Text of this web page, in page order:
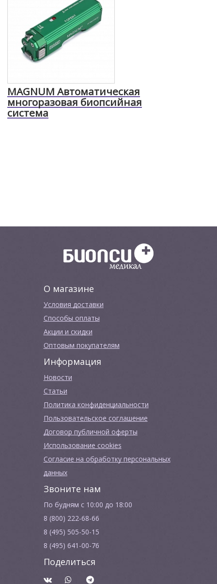
MAGNUM Автоматическая
многоразовая биопсийная
система
О магазине
Условия доставки
Способы оплаты
Акции и скидки
Оптовым покупателям
Информация
Новости
Cтатьи
Политика конфиденциальности
Пользовательское соглашение
Договор публичной оферты
Использование cookies
Согласие на обработку персональных
данных
Звоните нам
По будням с 10:00 до 18:00
8 (800) 222-68-66
8 (495) 505-50-15
8 (495) 641-00-76
Поделиться